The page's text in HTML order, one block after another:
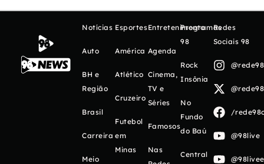
Notícias
Auto
BH e
Região
Brasil
Carreira
Meio
Esportes
América
Atlético
Cruzeiro
Futebol
em
Minas
Entretenimento
Agenda
Cinema,
TV e
Séries
Famosos
Nas
Programas
98
Rock
Insônia
No
Fundo
do Baú
Central
Redes
Sociais 98
/
@98live